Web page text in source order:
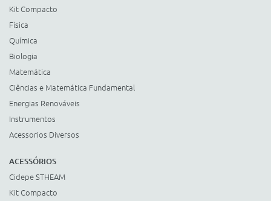
Kit Compacto
Física
Química
Biologia
Matemática
Ciências e Matemática Fundamental
Energias Renováveis
Instrumentos
Acessorios Diversos
ACESSÓRIOS
Cidepe STHEAM
Kit Compacto